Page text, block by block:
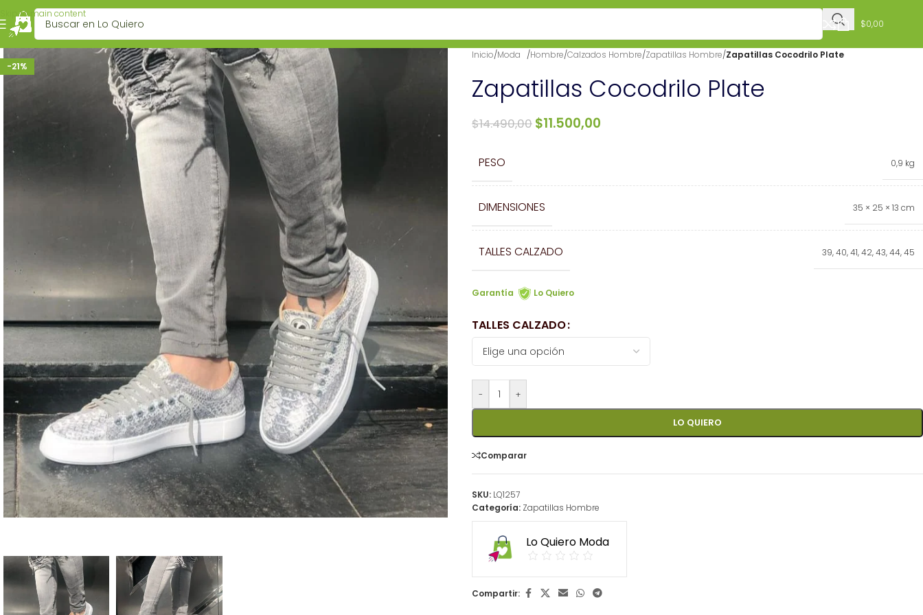
Skip to main content
$0,00
-21%
Inicio/Moda⠀ /Hombre/Calzados Hombre/Zapatillas Hombre/Zapatillas Cocodrilo Plate
Zapatillas Cocodrilo Plate
$14.490,00 $11.500,00
PESO 0,9 kg
DIMENSIONES 35 × 25 × 13 cm
TALLES CALZADO 39,40,41,42,43,44,45
Garantía Lo Quiero
TALLES CALZADO
- +
LO QUIERO
Comparar
SKU: LQ1257
Categoría: Zapatillas Hombre
Lo Quiero Moda
Compartir: